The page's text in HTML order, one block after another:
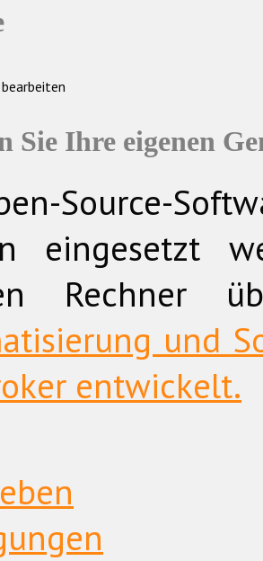
Sie Ihre eigenen
Source-
eingesetzt
Rechner
und
entwickelt.